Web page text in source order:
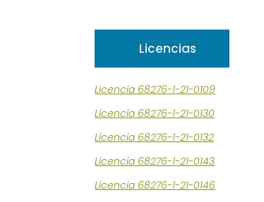
Licencias
Licencia 68276-1-21-0109
Licencia 68276-1-21-0130
Licencia 68276-1-21-0132
Licencia 68276-1-21-0143
Licencia 68276-1-21-0146